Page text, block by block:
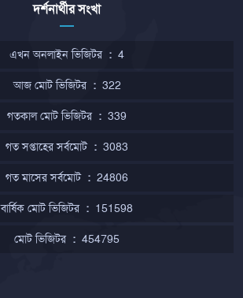
দর্শনার্থীর সংখা
এখন অনলাইন ভিজিটর : 4
আজ মোট ভিজিটর : 322
গতকাল মোট ভিজিটর : 339
গত সপ্তাহের সর্বমোট : 3083
গত মাসের সর্বমোট : 24806
বার্ষিক মোট ভিজিটর : 151598
মোট ভিজিটর : 454795